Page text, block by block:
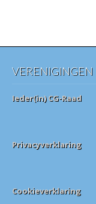
VERENIGINGEN
Ieder(in) CG-Raad
Privacyverklaring
Cookieverklaring